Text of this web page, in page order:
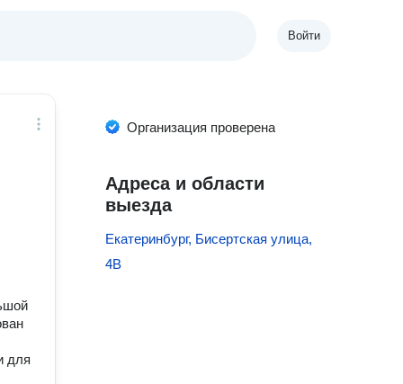
Войти
для
Организация проверена
Адреса и области
выезда
Екатеринбург, Бисертская улица,
4В